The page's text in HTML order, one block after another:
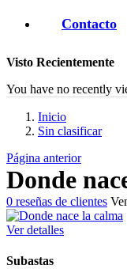
Contacto
Visto Recientemente
You have no recently
Inicio
Sin clasificar
Página anterior
Donde
0 reseñas de clientes
Ver detalles
Subastas